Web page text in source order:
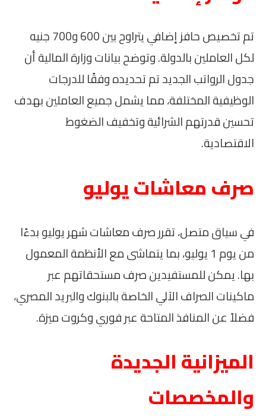
تم تخصيص حافز إضافي يتراوح بين 600 و700 جنيه
لكل العاملين بالدولة. وتوضح بيانات وزارة المالية أن
جدول الرواتب الجديد تم تحديده وفقًا للدرجات
الوظيفية المختلفة، مما يشمل جميع العاملين بهدف
تحسين قدرتهم الشرائية وتخفيف الضغوط
الاقتصادية.
صرف معاشات يوليو
في سياق متصل، تقرر صرف معاشات شهر يوليو بدءًا
من يوم 1 يوليو، بما يتماشى مع الأنظمة المعمول
بها. يمكن للمستفيدين صرف مستحقاتهم عبر
ماكينات الصراف الآلي الخاصة بالبنوك والبريد المصري،
فضلاً عن المنافذ المتاحة عبر فوري وكروت ميزة.
الميزانية الجديدة
والمخصصات